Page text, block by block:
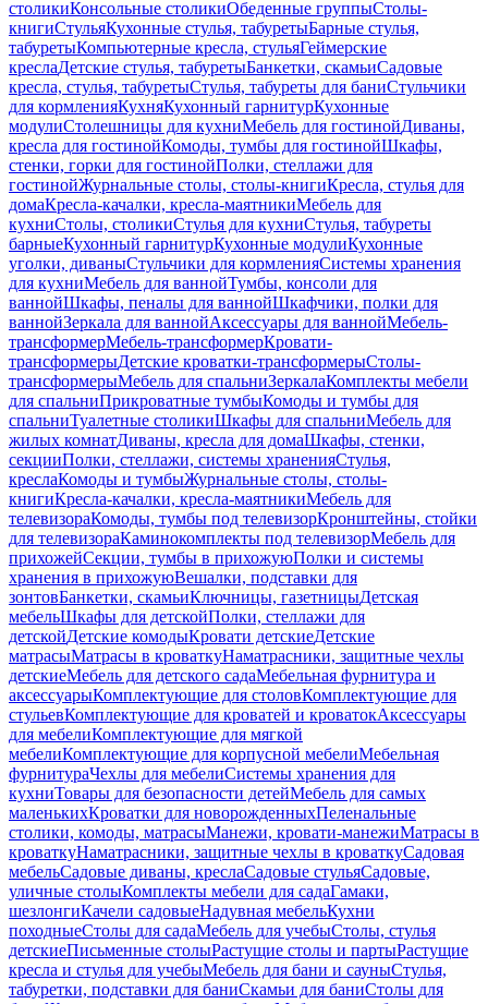
столикиКонсольные столикиОбеденные группыСтолы-
книгиСтульяКухонные стулья, табуретыБарные стулья,
табуретыКомпьютерные кресла, стульяГеймерские
креслаДетские стулья, табуретыБанкетки, скамьиСадовые
кресла, стулья, табуретыСтулья, табуреты для баниСтульчики
для кормленияКухняКухонный гарнитурКухонные
модулиСтолешницы для кухниМебель для гостинойДиваны,
кресла для гостинойКомоды, тумбы для гостинойШкафы,
стенки, горки для гостинойПолки, стеллажи для
гостинойЖурнальные столы, столы-книгиКресла, стулья для
домаКресла-качалки, кресла-маятникиМебель для
кухниСтолы, столикиСтулья для кухниСтулья, табуреты
барныеКухонный гарнитурКухонные модулиКухонные
уголки, диваныСтульчики для кормленияСистемы хранения
для кухниМебель для ваннойТумбы, консоли для
ваннойШкафы, пеналы для ваннойШкафчики, полки для
ваннойЗеркала для ваннойАксессуары для ваннойМебель-
трансформерМебель-трансформерКровати-
трансформерыДетские кроватки-трансформерыСтолы-
трансформерыМебель для спальниЗеркалаКомплекты мебели
для спальниПрикроватные тумбыКомоды и тумбы для
спальниТуалетные столикиШкафы для спальниМебель для
жилых комнатДиваны, кресла для домаШкафы, стенки,
секцииПолки, стеллажи, системы храненияСтулья,
креслаКомоды и тумбыЖурнальные столы, столы-
книгиКресла-качалки, кресла-маятникиМебель для
телевизораКомоды, тумбы под телевизорКронштейны, стойки
для телевизораКаминокомплекты под телевизорМебель для
прихожейСекции, тумбы в прихожуюПолки и системы
хранения в прихожуюВешалки, подставки для
зонтовБанкетки, скамьиКлючницы, газетницыДетская
мебельШкафы для детскойПолки, стеллажи для
детскойДетские комодыКровати детскиеДетские
матрасыМатрасы в кроваткуНаматрасники, защитные чехлы
детскиеМебель для детского садаМебельная фурнитура и
аксессуарыКомплектующие для столовКомплектующие для
стульевКомплектующие для кроватей и кроватокАксессуары
для мебелиКомплектующие для мягкой
мебелиКомплектующие для корпусной мебелиМебельная
фурнитураЧехлы для мебелиСистемы хранения для
кухниТовары для безопасности детейМебель для самых
маленькихКроватки для новорожденныхПеленальные
столики, комоды, матрасыМанежи, кровати-манежиМатрасы в
кроваткуНаматрасники, защитные чехлы в кроваткуСадовая
мебельСадовые диваны, креслаСадовые стульяСадовые,
уличные столыКомплекты мебели для садаГамаки,
шезлонгиКачели садовыеНадувная мебельКухни
походныеСтолы для садаМебель для учебыСтолы, стулья
детскиеПисьменные столыРастущие столы и партыРастущие
кресла и стулья для учебыМебель для бани и сауныСтулья,
табуретки, подставки для баниСкамьи для баниСтолы для